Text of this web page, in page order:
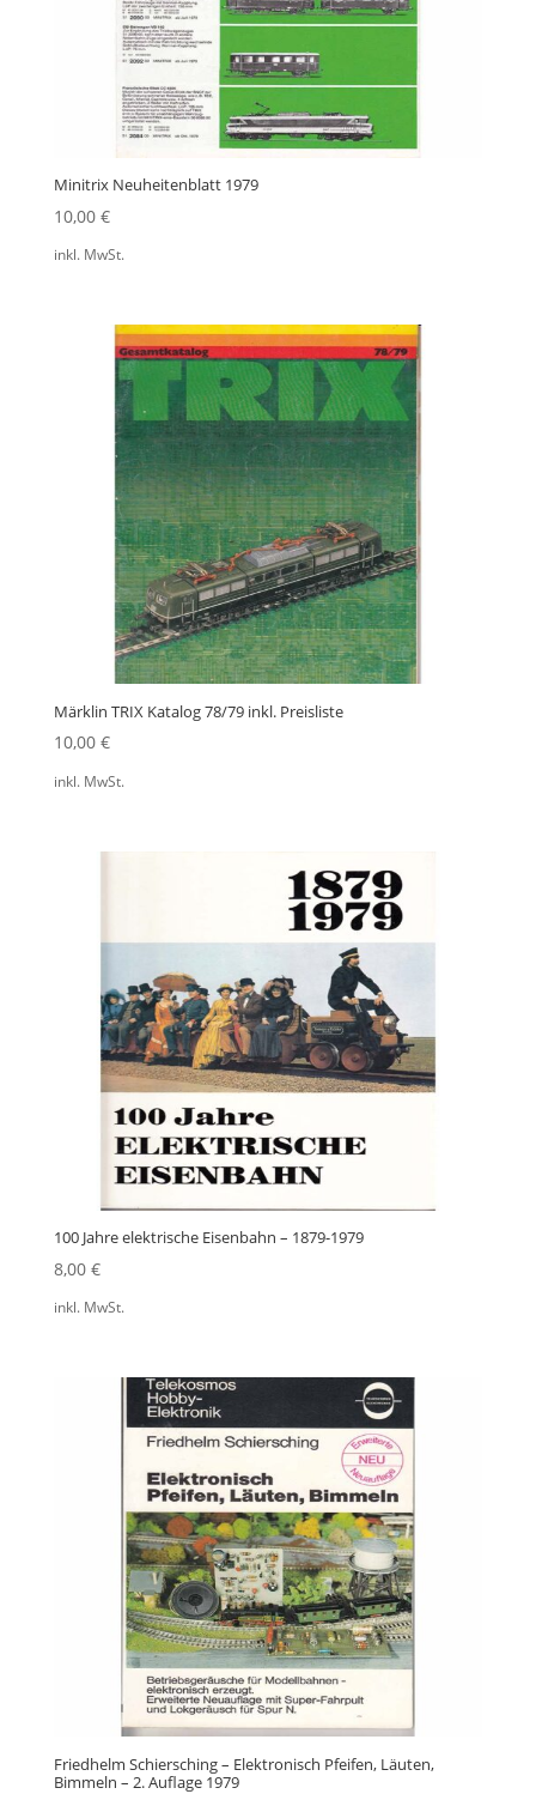
Minitrix Neuheitenblatt 1979
10,00 €
inkl. MwSt.
Märklin TRIX Katalog 78/79 inkl. Preisliste
10,00 €
inkl. MwSt.
100 Jahre elektrische Eisenbahn – 1879-1979
8,00 €
inkl. MwSt.
Friedhelm Schiersching – Elektronisch Pfeifen, Läuten,
Bimmeln – 2. Auflage 1979